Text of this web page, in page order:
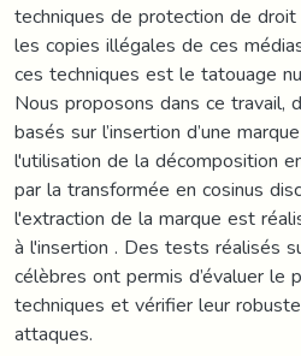
techniques de protection de
les copies illégales de ces
ces techniques est le tatouage
Nous proposons dans ce travail,
basés sur l’insertion d’une
l'utilisation de la décomposition
par la transformée en cosinus
l'extraction de la marque est
à l'insertion . Des tests réalisés
célèbres ont permis d’évaluer le
techniques et vérifier leur
attaques.